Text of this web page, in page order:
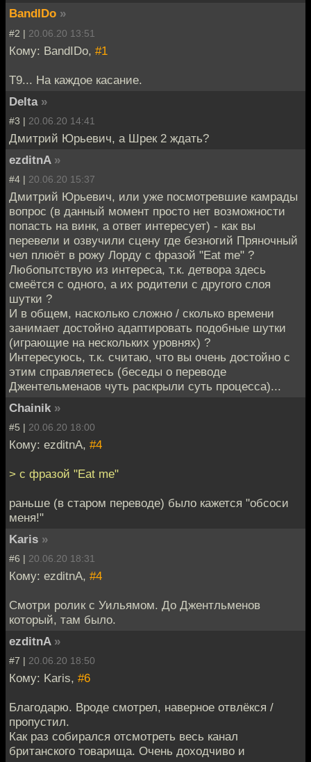
BandIDo »
#2 | 20.06.20 13:51
Кому: BandIDo, #1
T9... На каждое касание.
Delta »
#3 | 20.06.20 14:41
Дмитрий Юрьевич, а Шрек 2 ждать?
ezditnA »
#4 | 20.06.20 15:37
Дмитрий Юрьевич, или уже посмотревшие камрады
вопрос (в данный момент просто нет возможности
попасть на винк, а ответ интересует) - как вы
перевели и озвучили сцену где безногий Пряночный
чел плюёт в рожу Лорду с фразой "Eat me" ?
Любопытствую из интереса, т.к. детвора здесь
смеётся с одного, а их родители с другого слоя
шутки ?
И в общем, насколько сложно / сколько времени
занимает достойно адаптировать подобные шутки
(играющие на нескольких уровнях) ?
Интересуюсь, т.к. считаю, что вы очень достойно с
этим справляетесь (беседы о переводе
Джентельменаов чуть раскрыли суть процесса)...
Chainik »
#5 | 20.06.20 18:00
Кому: ezditnA, #4
> с фразой "Eat me"
раньше (в старом переводе) было кажется "обсоси
меня!"
Karis »
#6 | 20.06.20 18:31
Кому: ezditnA, #4
Смотри ролик с Уильямом. До Джентльменов
который, там было.
ezditnA »
#7 | 20.06.20 18:50
Кому: Karis, #6
Благодарю. Вроде смотрел, наверное отвлёкся /
пропустил.
Как раз собирался отсмотреть весь канал
британского товарища. Очень доходчиво и